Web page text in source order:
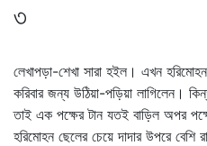
৩
লেখাপড়া-শেখা সারা হইল। এখন
করিবার জন্য উঠিয়া-পড়িয়া লাগিলেন।
তাই এক পক্ষের টান যতই বাড়িল অপর
হরিমোহন ছেলের চেয়ে দাদার উপরে বেশি